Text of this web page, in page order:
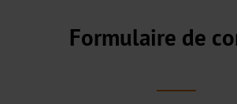
Formulaire de